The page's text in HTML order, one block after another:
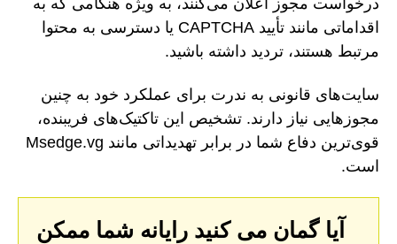
اقداماتی مانند تأیید CAPTCHA یا دسترسی به محتوا
مرتبط هستند، تردید داشته باشید.
سایت‌های قانونی به ندرت برای عملکرد خود به چنین
مجوزهایی نیاز دارند. تشخیص این تاکتیک‌های فریبنده،
قوی‌ترین دفاع شما در برابر تهدیداتی مانند Msedge.vg
است.
آیا گمان می کنید رایانه شما ممکن